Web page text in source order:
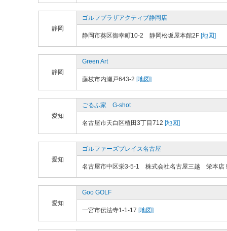
静岡
ゴルフプラザアクティブ静岡店
静岡市葵区御幸町10-2 静岡松坂屋本館2F [地図]
静岡
Green Art
藤枝市内瀬戸643-2 [地図]
愛知
ごるふ家 G-shot
名古屋市天白区植田3丁目712 [地図]
愛知
ゴルファーズプレイス名古屋
名古屋市中区栄3-5-1 株式会社名古屋三越 栄本店
愛知
Goo GOLF
一宮市伝法寺1-1-17 [地図]